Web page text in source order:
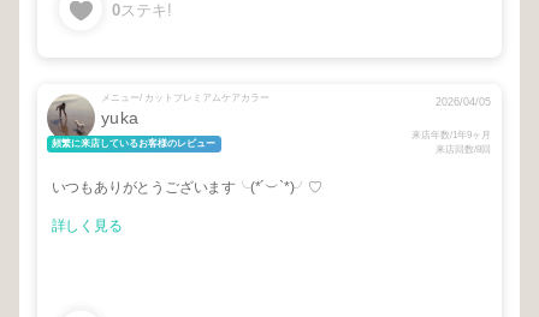
0ステキ!
メニュー/ カットプレミアムケアカラー
yuka
頻繁に来店しているお客様のレビュー
2026/04/05
来店年数/1年9ヶ月
来店回数/8回
いつもありがとうございます╰(*´︶`*)╯♡
詳しく見る